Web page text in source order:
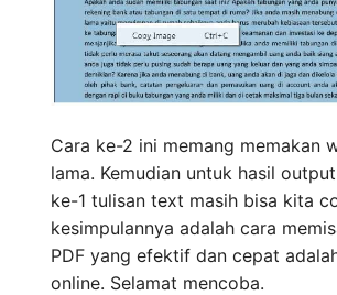
Cara ke-2 ini memang memakan
lama. Kemudian untuk hasil
ke-1 tulisan text masih bisa kita
kesimpulannya adalah cara
PDF yang efektif dan cepat
online. Selamat mencoba.